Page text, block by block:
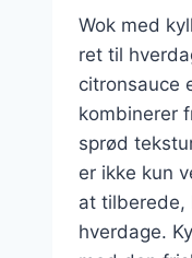
Wok med
ret til
citronsauce
kombinerer
sprød
er ikke kun
at tilberede,
hverdage.